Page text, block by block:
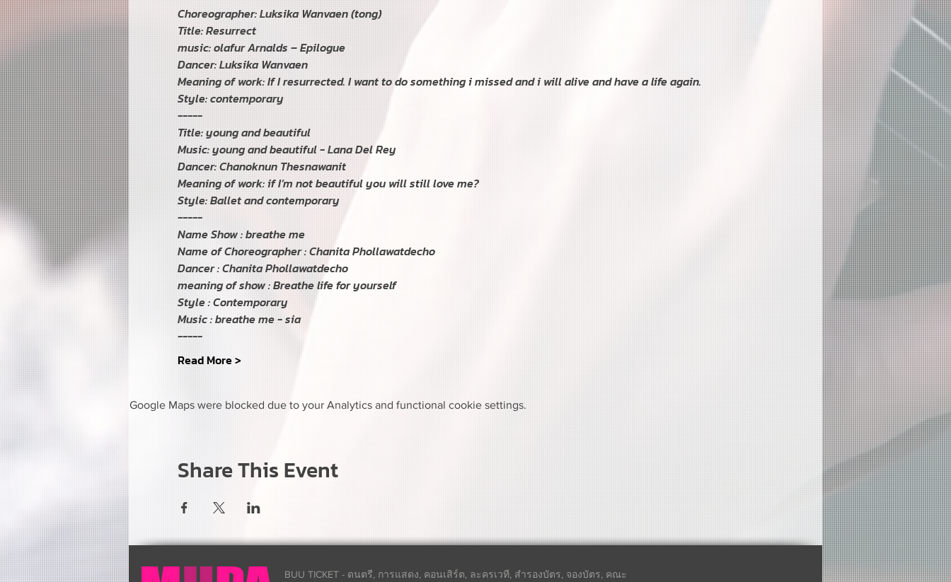
Choreographer: Luksika Wanvaen (tong)
Title: Resurrect
music: olafur Arnalds – Epilogue
Dancer: Luksika Wanvaen
Meaning of work: If I resurrected. I want to do something i missed and i will alive and have a life again.
Style: contemporary
-----
Title: young and beautiful
Music: young and beautiful - Lana Del Rey
Dancer: Chanoknun Thesnawanit
Meaning of work: if I’m not beautiful you will still love me?
Style: Ballet and contemporary
-----
Name Show : breathe me
Name of Choreographer : Chanita Phollawatdecho
Dancer : Chanita Phollawatdecho
meaning of show : Breathe life for yourself
Style : Contemporary
Music : breathe me - sia
-----
Read More >
Google Maps were blocked due to your Analytics and functional cookie settings.
Share This Event
BUU TICKET - ดนตรี, การแสดง, คอนเสิร์ต, ละครเวที, สำรองบัตร, จองบัตร, คณะ